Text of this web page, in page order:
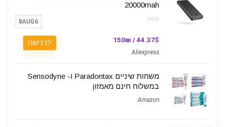
20000mah
קופון: 8AUG6
44.37$ / 150₪
Aliexpress
לרכישה
משחות שיניים Paradontax ו- Sensodyne
במשלוח חינם מאמזון
Amazon